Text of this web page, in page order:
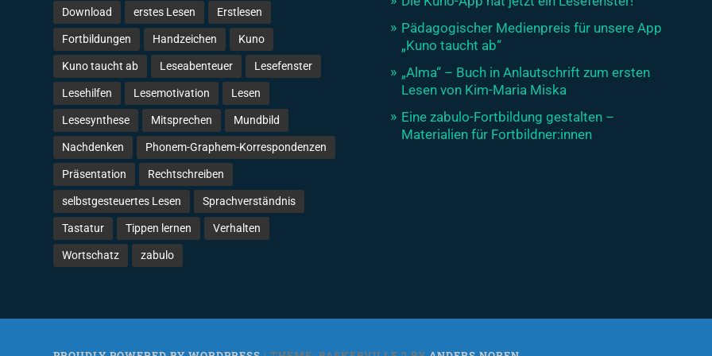
Download erstes Lesen Erstlesen
Fortbildungen Handzeichen Kuno
Kuno taucht ab Leseabenteuer Lesefenster
Lesehilfen Lesemotivation Lesen
Lesesynthese Mitsprechen Mundbild
Nachdenken Phonem-Graphem-Korrespondenzen
Präsentation Rechtschreiben
selbstgesteuertes Lesen Sprachverständnis
Tastatur Tippen lernen Verhalten
Wortschatz zabulo
Pädagogischer Medienpreis für unsere App
„Kuno taucht ab“
„Alma“ – Buch in Anlautschrift zum ersten
Lesen von Kim-Maria Miska
Eine zabulo-Fortbildung gestalten –
Materialien für Fortbildner:innen